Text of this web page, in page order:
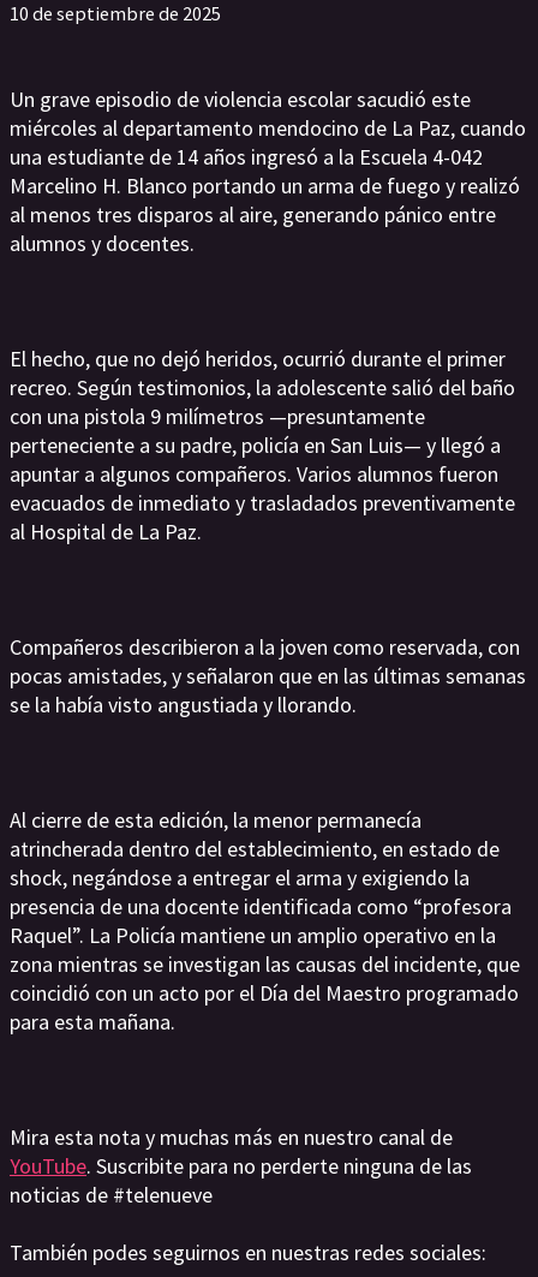
10 de septiembre de 2025
Un grave episodio de violencia escolar sacudió este
miércoles al departamento mendocino de La Paz, cuando
una estudiante de 14 años ingresó a la Escuela 4-042
Marcelino H. Blanco portando un arma de fuego y realizó
al menos tres disparos al aire, generando pánico entre
alumnos y docentes.
El hecho, que no dejó heridos, ocurrió durante el primer
recreo. Según testimonios, la adolescente salió del baño
con una pistola 9 milímetros —presuntamente
perteneciente a su padre, policía en San Luis— y llegó a
apuntar a algunos compañeros. Varios alumnos fueron
evacuados de inmediato y trasladados preventivamente
al Hospital de La Paz.
Compañeros describieron a la joven como reservada, con
pocas amistades, y señalaron que en las últimas semanas
se la había visto angustiada y llorando.
Al cierre de esta edición, la menor permanecía
atrincherada dentro del establecimiento, en estado de
shock, negándose a entregar el arma y exigiendo la
presencia de una docente identificada como “profesora
Raquel”. La Policía mantiene un amplio operativo en la
zona mientras se investigan las causas del incidente, que
coincidió con un acto por el Día del Maestro programado
para esta mañana.
Mira esta nota y muchas más en nuestro canal de
YouTube. Suscribite para no perderte ninguna de las
noticias de #telenueve
También podes seguirnos en nuestras redes sociales: